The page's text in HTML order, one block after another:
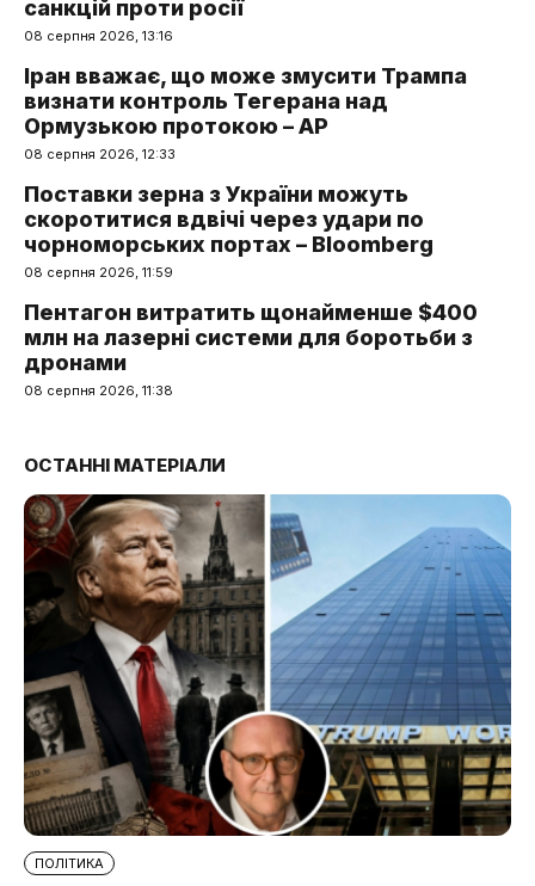
санкцій проти росії
08 серпня 2026, 13:16
Іран вважає, що може змусити Трампа
визнати контроль Тегерана над
Ормузькою протокою – AP
08 серпня 2026, 12:33
Поставки зерна з України можуть
скоротитися вдвічі через удари по
чорноморських портах – Bloomberg
08 серпня 2026, 11:59
Пентагон витратить щонайменше $400
млн на лазерні системи для боротьби з
дронами
08 серпня 2026, 11:38
ОСТАННІ МАТЕРІАЛИ
ПОЛІТИКА